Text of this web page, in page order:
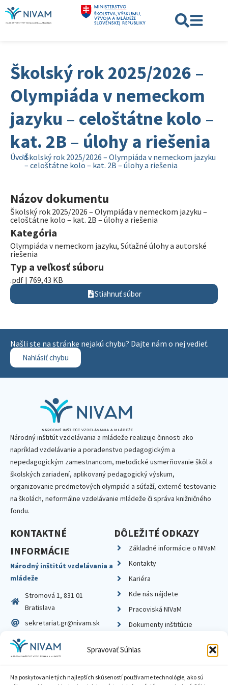
Spravovať Súhlas
Na poskytovanie tých najlepších skúseností používame technológie, ako sú
Školský rok 2025/2026 –
Olympiáda v nemeckom
jazyku – celoštátne kolo –
kat. 2B – úlohy a riešenia
ÚvodŠkolský rok 2025/2026 – Olympiáda v nemeckom jazyku
– celoštátne kolo – kat. 2B – úlohy a riešenia
Názov dokumentu
Školský rok 2025/2026 – Olympiáda v nemeckom jazyku –
celoštátne kolo – kat. 2B – úlohy a riešenia
Kategória
Olympiáda v nemeckom jazyku, Súťažné úlohy a autorské
riešenia
Typ a veľkosť súboru
.pdf | 769,43 KB
Stiahnuť súbor
Našli ste na stránke nejakú chybu? Dajte nám o nej vedieť.
Nahlásiť chybu
Národný inštitút vzdelávania a mládeže realizuje činnosti ako
napríklad vzdelávanie a poradenstvo pedagogickým a
nepedagogickým zamestnancom, metodické usmerňovanie škôl a
školských zariadení, aplikovaný pedagogický výskum,
organizovanie predmetových olympiád a súťaží, externé testovanie
na školách, neformálne vzdelávanie mládeže či správa knižničného
fondu.
KONTAKTNÉ
INFORMÁCIE
Národný inštitút vzdelávania a
mládeže
Stromová 1, 831 01
Bratislava
sekretariat.gr@nivam.sk
IČO: 00164348
DIČ: 2020798714
DÔLEŽITÉ ODKAZY
Základné informácie o NIVaM
Kontakty
Kariéra
Kde nás nájdete
Pracoviská NIVaM
Dokumenty inštitúcie